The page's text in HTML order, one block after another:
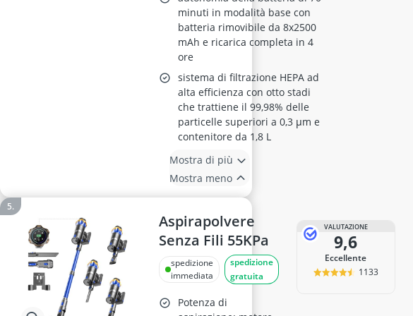
minuti in modalità base con
batteria rimovibile da 8x2500
mAh e ricarica completa in 4
ore
sistema di filtrazione HEPA ad
alta efficienza con otto stadi
che trattiene il 99,98% delle
particelle superiori a 0,3 μm e
contenitore da 1,8 L
Mostra di più
Mostra meno
Aspirapolvere
Senza Fili 55KPa
spedizione
immediata
spedizione
gratuita
Potenza di
VALUTAZIONE
9,6
Eccellente
1133